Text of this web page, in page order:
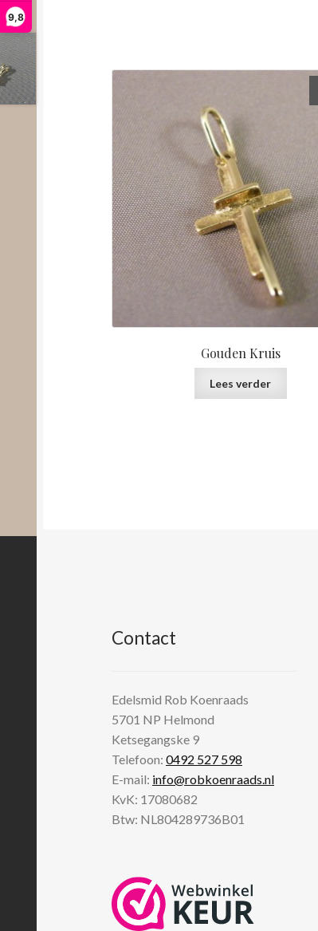
9,8
Gouden Kruis
Lees verder
Contact
Edelsmid Rob Koenraads
5701 NP Helmond
Ketsegangske 9
Telefoon:0492 527 598
E-mail: info@robkoenraads.nl
KvK: 17080682
Btw: NL804289736B01